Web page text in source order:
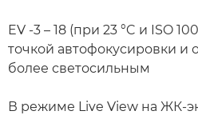
EV -3 – 18 (при 23 °C и ISO
точкой автофокусировки и
более светосильным
В режиме Live View на ЖК-